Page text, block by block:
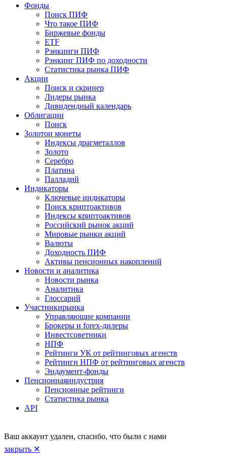
Фонды
Поиск ПИФ
Что такое ПИФ
Биржевые фонды
ETF
Рэнкинги ПИФ
Рэнкинг ПИФ по доходности
Статистика рынка ПИФ
Акции
Поиск и скринер
Лидеры рынка
Дивидендный календарь
Облигации
Поиск
Золотои монеты
Индексы драгметаллов
Золото
Серебро
Платина
Палладий
Индикаторы
Ключевые индикаторы
Поиск криптоактивов
Индексы криптоактивов
Российский рынок акций
Мировые рынки акций
Валюты
Доходность ПИФ
Активы пенсионных накоплений
Новости и аналитика
Новости рынка
Аналитика
Глоссарий
Участникирынка
Управляющие компании
Брокеры и forex-дилеры
Инвестсоветники
НПФ
Рейтинги УК от рейтинговых агенств
Рейтинги НПФ от рейтинговых агенств
Эндаумент-фонды
Пенсионнаяиндустрия
Пенсионные рейтинги
Статистика рынка
API
Ваш аккаунт удален, спасибо, что были с нами
закрыть ✕